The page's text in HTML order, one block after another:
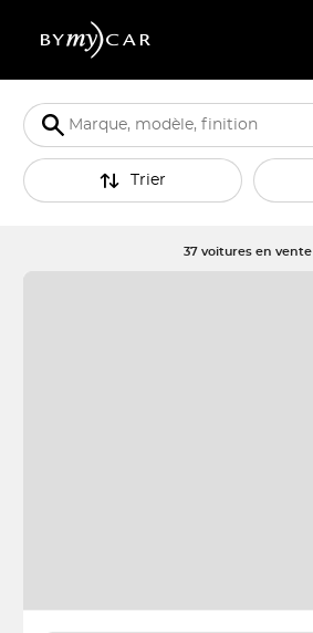
Trier
37 voitures en vente